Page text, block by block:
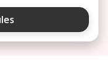
août 2026